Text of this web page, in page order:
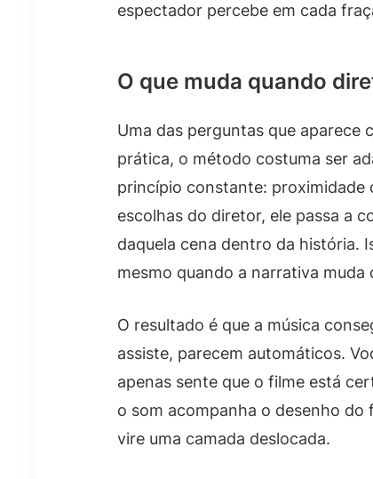
espectador percebe em cada
O que muda quando
Uma das perguntas que aparece
prática, o método costuma ser
princípio constante: proximidade
escolhas do diretor, ele passa a
daquela cena dentro da história.
mesmo quando a narrativa muda
O resultado é que a música
assiste, parecem automáticos.
apenas sente que o filme está
o som acompanha o desenho
vire uma camada deslocada.